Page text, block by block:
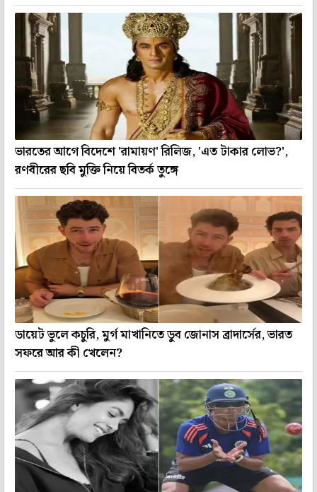
ভারতের আগে বিদেশে 'রামায়ণ' রিলিজ, 'এত টাকার লোভ?',
রণবীরের ছবি মুক্তি নিয়ে বিতর্ক তুঙ্গে
ডায়েট ভুলে কচুরি, মুর্গ মাখানিতে ডুব জোনাস ব্রাদার্সের, ভারত
সফরে আর কী খেলেন?